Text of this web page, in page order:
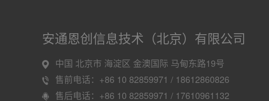
安通恩创信息技术（北京）有限公司
中国 北京市 海淀区 金澳国际 马甸东路19号
售前电话：+86 10 82859971 / 18612860826
售后电话：+86 10 82859971 / 17610961132